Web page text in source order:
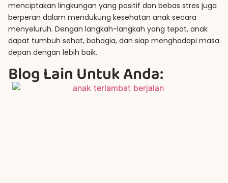
menciptakan lingkungan yang positif dan bebas stres juga
berperan dalam mendukung kesehatan anak secara
menyeluruh. Dengan langkah-langkah yang tepat, anak
dapat tumbuh sehat, bahagia, dan siap menghadapi masa
depan dengan lebih baik.
Blog Lain Untuk Anda: